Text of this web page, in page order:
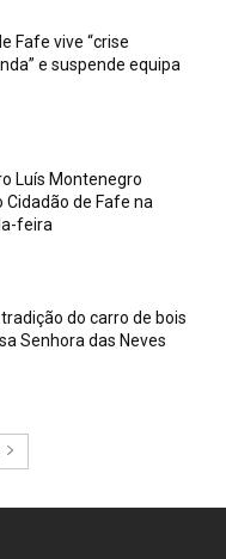
Fafe vive “crise
e suspende equipa
Luís Montenegro
Cidadão de Fafe na
feira
do carro de bois
Senhora das Neves